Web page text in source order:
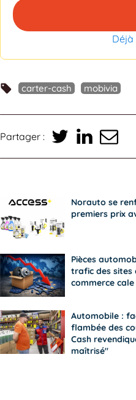
Déjà
carter-cash mobivia
Partager :
Norauto se
premiers prix
Pièces
trafic des sites
commerce cale
Automobile :
flambée des
Cash
maîtrisé"